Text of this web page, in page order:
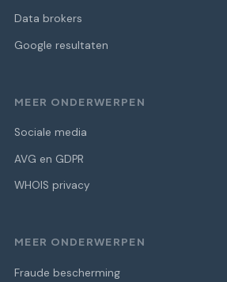
Data brokers
Google resultaten
MEER ONDERWERPEN
Sociale media
AVG en GDPR
WHOIS privacy
MEER ONDERWERPEN
Fraude bescherming